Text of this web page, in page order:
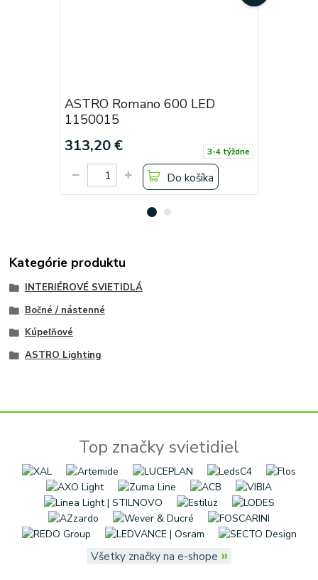
ASTRO Romano 600 LED
1150015
313,20 € 3-4 týždne
Do košíka
Kategórie produktu
INTERIÉROVÉ SVIETIDLÁ
Bočné / nástenné
Kúpeľňové
ASTRO Lighting
Top značky svietidiel
Všetky značky na e-shope »